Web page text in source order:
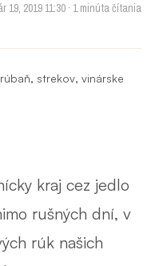
19, 2019 11:30 · 1 minúta čítania
rúbaň, strekov, vinárske
kraj cez jedlo
rušných dní, v
rúk našich